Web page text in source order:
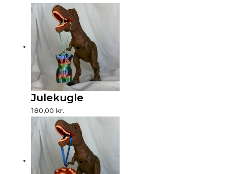
Julekugle
180,00kr.